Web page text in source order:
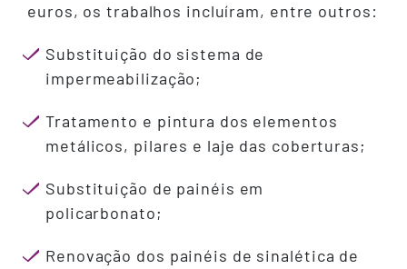
euros, os trabalhos incluíram, entre outros:
Substituição do sistema de
impermeabilização;
Tratamento e pintura dos elementos
metálicos, pilares e laje das coberturas;
Substituição de painéis em
policarbonato;
Renovação dos painéis de sinalética de